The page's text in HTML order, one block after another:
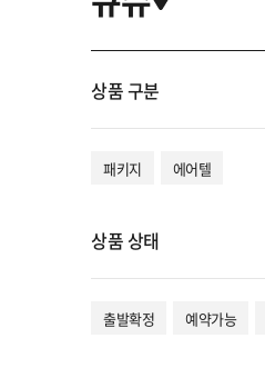
상품 구분
패키지 에어텔
상품 상태
출발확정 예약가능